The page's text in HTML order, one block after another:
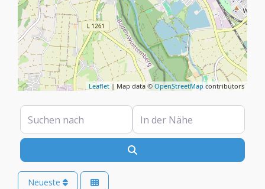
Leaflet| Map data © OpenStreetMapcontributors
Suchen nach In der Nähe
Neueste